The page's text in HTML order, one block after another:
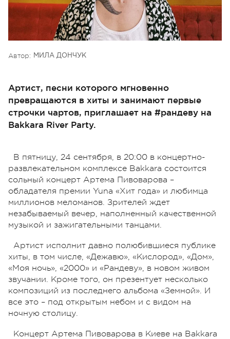
Автор: МИЛА ДОНЧУК
Артист, песни которого мгновенно
превращаются в хиты и занимают первые
строчки чартов, приглашает на #рандеву на
Bakkara River Party.
В пятницу, 24 сентября, в 20:00 в концертно-
развлекательном комплексе Bakkara состоится
сольный концерт Артема Пивоварова –
обладателя премии Yuna «Хит года» и любимца
миллионов меломанов. Зрителей ждет
незабываемый вечер, наполненный качественной
музыкой и зажигательными танцами.
Артист исполнит давно полюбившиеся публике
хиты, в том числе, «Дежавю», «Кислород», «Дом»,
«Моя ночь», «2000» и «Рандеву», в новом живом
звучании. Кроме того, он презентует несколько
композиций из последнего альбома «Земной». И
все это – под открытым небом и с видом на
ночную столицу.
Концерт Артема Пивоварова в Киеве на Bakkara